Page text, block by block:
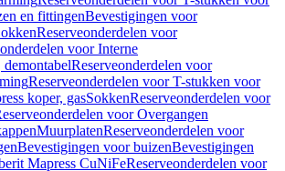
en fittingenBevestigingen voor
Reserveonderdelen voor
voor Interne
Reserveonderdelen voor
Reserveonderdelen voor T-stukken voor
koper, gasSokkenReserveonderdelen voor
voor Overgangen
MuurplatenReserveonderdelen voor
Bevestigingen voor buizenBevestigingen
Mapress CuNiFeReserveonderdelen voor